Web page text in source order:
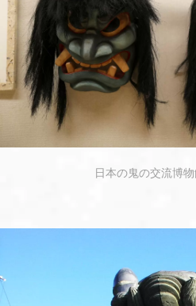
日本の鬼の交流博物